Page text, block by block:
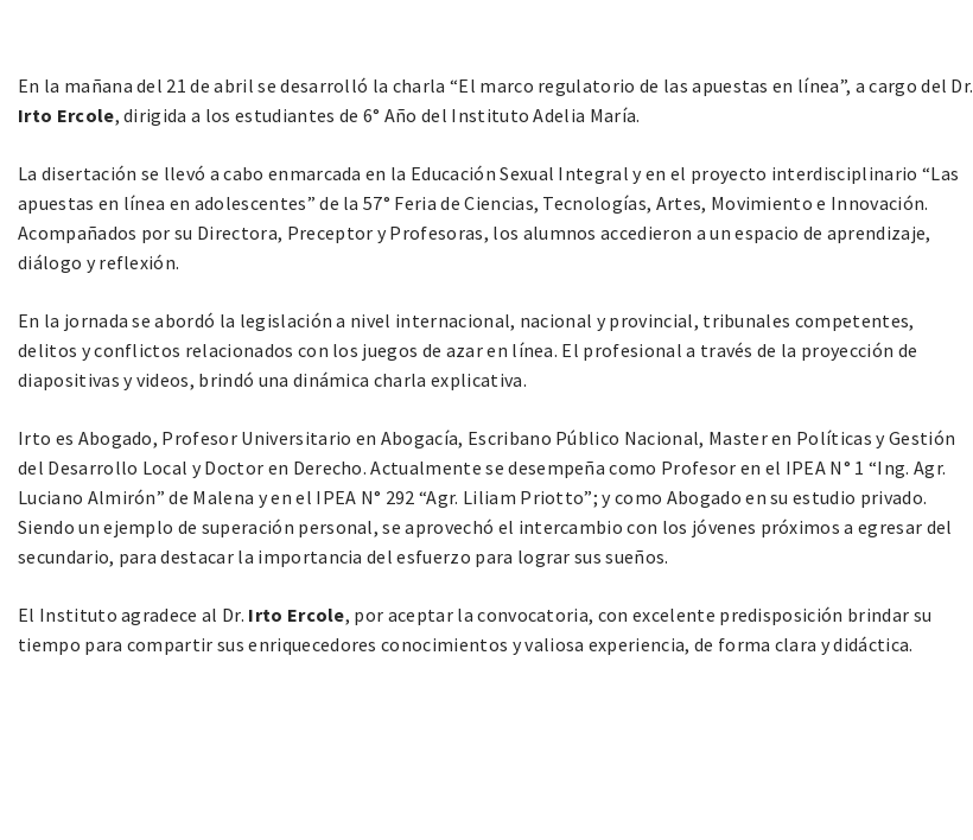
En la mañana del 21 de abril se desarrolló la charla “El marco regulatorio de las apuestas en línea”, a cargo del Dr.
Irto Ercole, dirigida a los estudiantes de 6° Año del Instituto Adelia María.
La disertación se llevó a cabo enmarcada en la Educación Sexual Integral y en el proyecto interdisciplinario “Las
apuestas en línea en adolescentes” de la 57° Feria de Ciencias, Tecnologías, Artes, Movimiento e Innovación.
Acompañados por su Directora, Preceptor y Profesoras, los alumnos accedieron a un espacio de aprendizaje,
diálogo y reflexión.
En la jornada se abordó la legislación a nivel internacional, nacional y provincial, tribunales competentes,
delitos y conflictos relacionados con los juegos de azar en línea. El profesional a través de la proyección de
diapositivas y videos, brindó una dinámica charla explicativa.
Irto es Abogado, Profesor Universitario en Abogacía, Escribano Público Nacional, Master en Políticas y Gestión
del Desarrollo Local y Doctor en Derecho. Actualmente se desempeña como Profesor en el IPEA N° 1 “Ing. Agr.
Luciano Almirón” de Malena y en el IPEA N° 292 “Agr. Liliam Priotto”; y como Abogado en su estudio privado.
Siendo un ejemplo de superación personal, se aprovechó el intercambio con los jóvenes próximos a egresar del
secundario, para destacar la importancia del esfuerzo para lograr sus sueños.
El Instituto agradece al Dr. Irto Ercole, por aceptar la convocatoria, con excelente predisposición brindar su
tiempo para compartir sus enriquecedores conocimientos y valiosa experiencia, de forma clara y didáctica.